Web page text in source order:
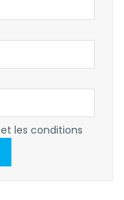
les conditions